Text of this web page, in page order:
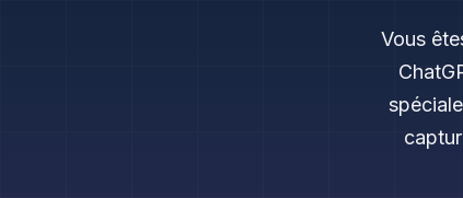
Vous